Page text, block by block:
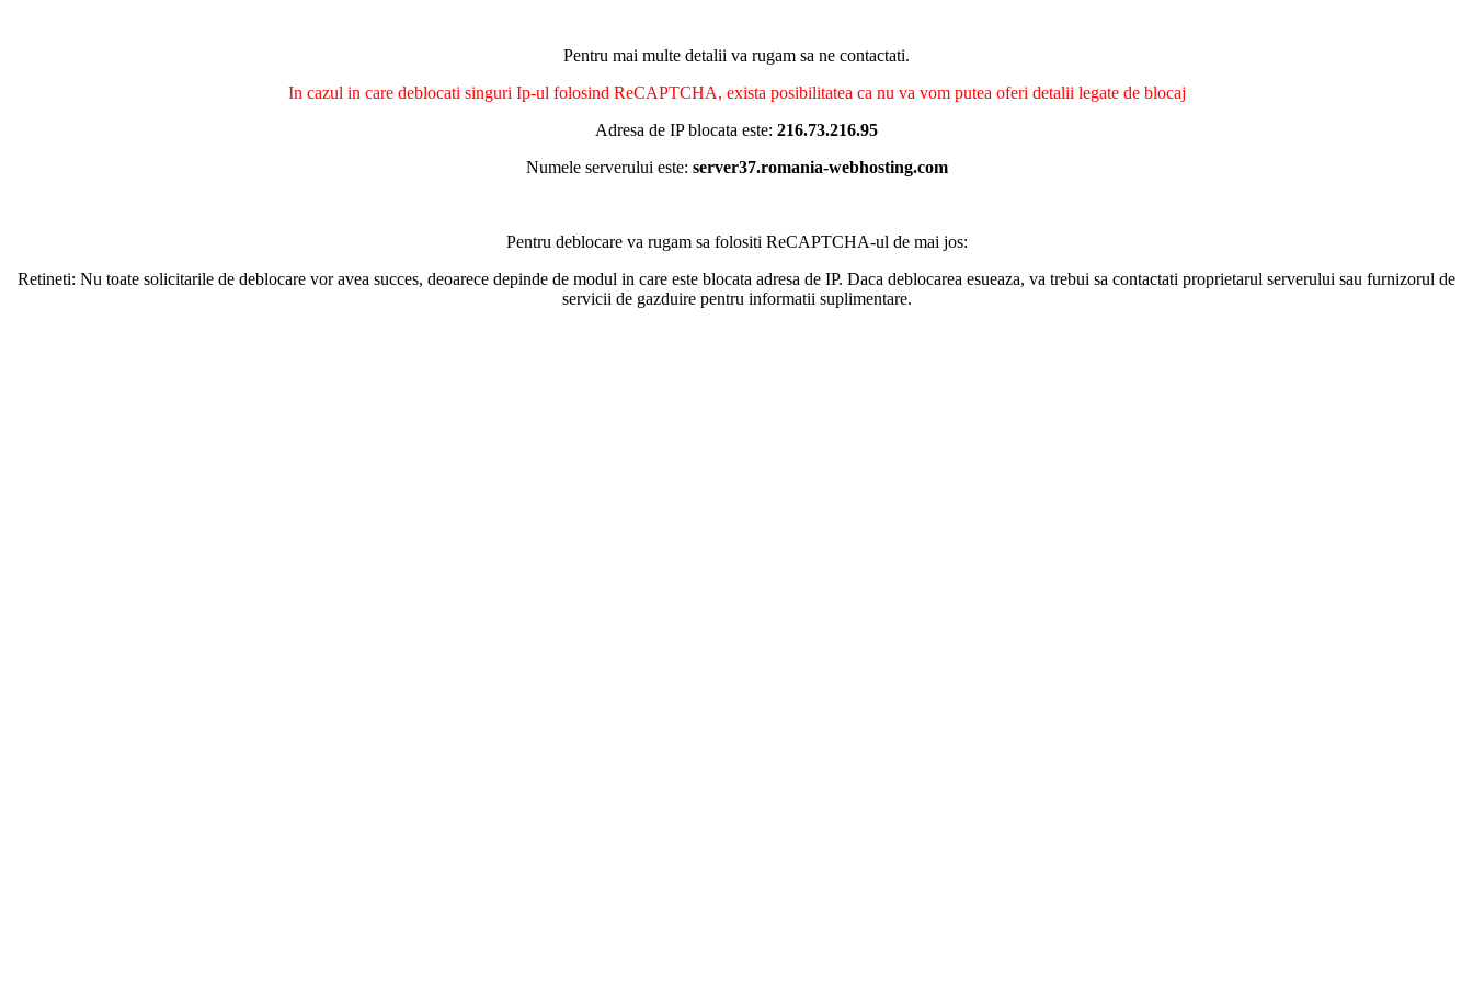
Pentru mai multe detalii va rugam sa ne contactati.
In cazul in care deblocati singuri Ip-ul folosind ReCAPTCHA, exista posibilitatea ca nu va vom putea oferi detalii legate de blocaj
Adresa de IP blocata este: 216.73.216.95
Numele serverului este: server37.romania-webhosting.com
Pentru deblocare va rugam sa folositi ReCAPTCHA-ul de mai jos:
Retineti: Nu toate solicitarile de deblocare vor avea succes, deoarece depinde de modul in care este blocata adresa de IP. Daca deblocarea esueaza, va trebui sa contactati proprietarul serverului sau furnizorul de
servicii de gazduire pentru informatii suplimentare.